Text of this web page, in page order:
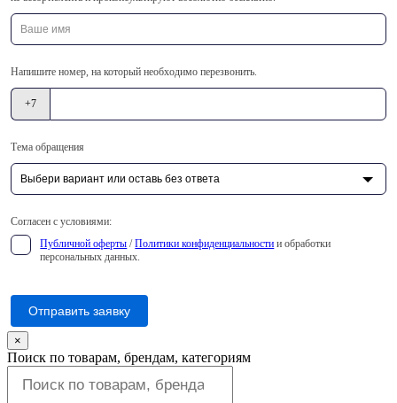
поле
пустым
Напишите номер, на который необходимо перезвонить.
+7
Тема обращения
Согласен с условиями:
Публичной оферты /Политики конфиденциальности и обработки
персональных данных.
Отправить заявку
×
Поиск по товарам, брендам, категориям